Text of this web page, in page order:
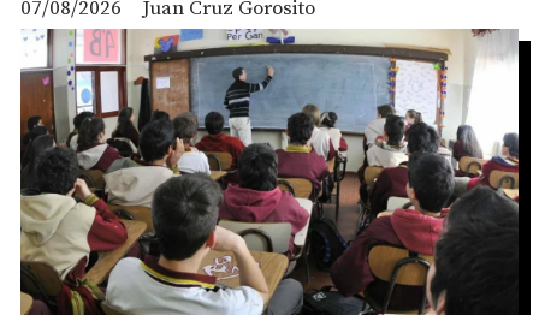
Juan Cruz Gorosito
07/08/2026